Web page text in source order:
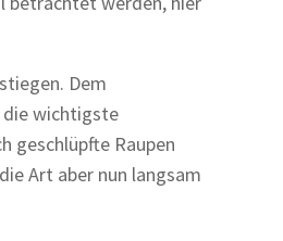
Dem
die wichtigste
geschlüpfte Raupen
Art aber nun langsam